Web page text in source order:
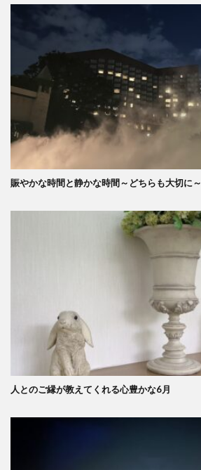
賑やかな時間と静かな時間～どちらも大切に～
人とのご縁が教えてくれる心豊かな6月